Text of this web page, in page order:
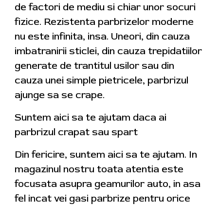
de factori de mediu si chiar unor socuri
fizice. Rezistenta parbrizelor moderne
nu este infinita, insa. Uneori, din cauza
imbatranirii sticlei, din cauza trepidatiilor
generate de trantitul usilor sau din
cauza unei simple pietricele, parbrizul
ajunge sa se crape.
Suntem aici sa te ajutam daca ai
parbrizul crapat sau spart
Din fericire, suntem aici sa te ajutam. In
magazinul nostru toata atentia este
focusata asupra geamurilor auto, in asa
fel incat vei gasi parbrize pentru orice